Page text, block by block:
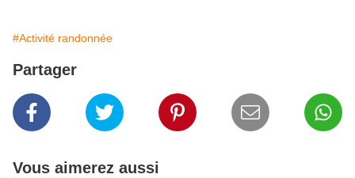
#Activité randonnée
Partager
Vous aimerez aussi